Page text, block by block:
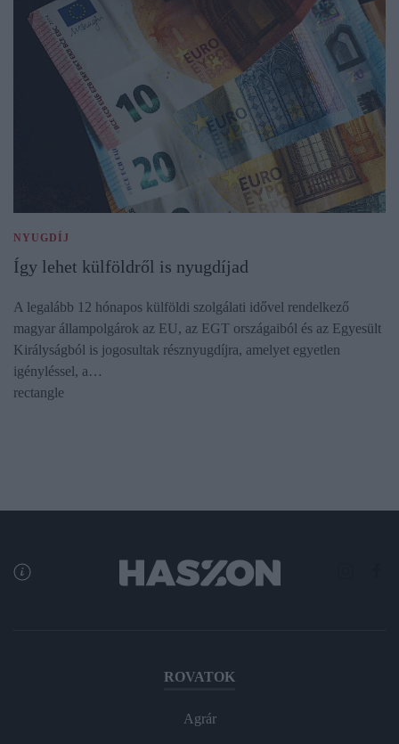
NYUGDÍJ
Így lehet külföldről is nyugdíjad
A legalább 12 hónapos külföldi szolgálati idővel rendelkező
magyar állampolgárok az EU, az EGT országaiból és az Egyesült
Királyságból is jogosultak résznyugdíjra, amelyet egyetlen
igényléssel, a…
rectangle
ROVATOK
Agrár